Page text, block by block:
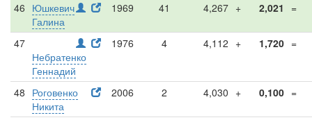
46 Юшкевич
Галина
1969 41 4,267 + 2,021 =
47
Небратенко
Геннадий
1976 4 4,112 + 1,720 =
48 Роговенко
Никита
2006 2 4,030 + 0,100 =